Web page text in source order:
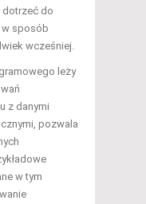
dotrzeć do
sposób
wcześniej.
leży
z danymi
pozwala
w tym